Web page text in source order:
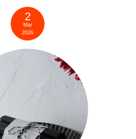
2
Mar
2026